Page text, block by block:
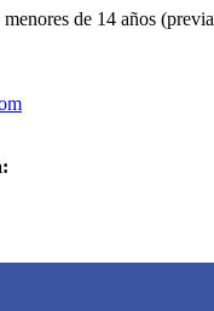
de 14 años